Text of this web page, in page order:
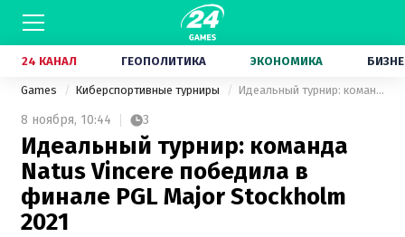
24 КАНАЛ ГЕОПОЛИТИКА ЭКОНОМИКА
Games Киберспортивные турниры Идеальный турнир: команда Natus Vincere победила в финале PGL Major Stockholm 2021
8 ноября, 10:44 3
Идеальный турнир: команда
Natus Vincere победила в
финале PGL Major Stockholm
2021